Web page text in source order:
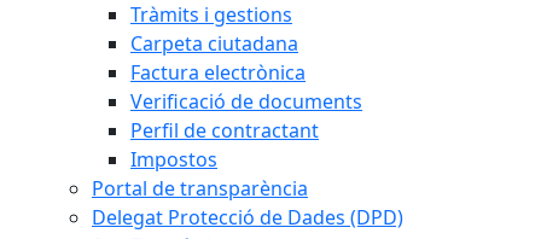
Tràmits i gestions
Carpeta ciutadana
Factura electrònica
Verificació de documents
Perfil de contractant
Impostos
Portal de transparència
Delegat Protecció de Dades (DPD)